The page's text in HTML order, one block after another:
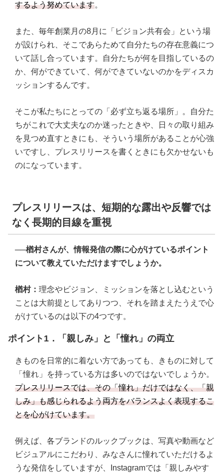
するよう努めています。
また、毎年創業月の8月に「ビジョン共有会」という場
が設けられ、そこであらためて自分たちの存在意義につ
いて話し合っています。自分たちが何を目指しているの
か、何ができていて、何ができていないのかをディスカ
ッションするんです。
そこが私たちにとっての「必ず立ち返る場所」。自分た
ちがこれで大丈夫なのか迷ったときや、日々の取り組み
を見つめ直すときにも、そういう場所があることが心強
いですし、プレスリリースを書くときにも欠かせないも
のになっています。
プレスリリースは、短期的な露出や反響では
なく長期的目線を重視
──楢村さんが、情報発信の際に心がけているポイント
について教えていただけますでしょうか。
楢村： 理念やビジョン、ミッションを落とし込むという
ことは大前提としてありつつ、それを踏まえたうえで心
がけているのは以下の4つです。
ポイント1．「親しみ」と「憧れ」の両立
きものを日常的に着ない方であっても、きものに対して
「憧れ」を持っている方は多いのではないでしょうか。
プレスリリースでは、その「憧れ」だけではなく、「親
しみ」も感じられるよう両方をバランスよく表現するこ
とを心がけています。
例えば、各ブランドのルックブックは、写真や動画など
ビジュアルにこだわり、みなさんに憧れていただけるよ
うな発信をしていますが、Instagramでは「親しみやす